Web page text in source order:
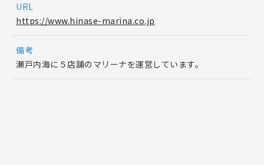
URL
https://www.hinase-marina.co.jp
備考
瀬戸内海に５店舗のマリーナを運営しています。